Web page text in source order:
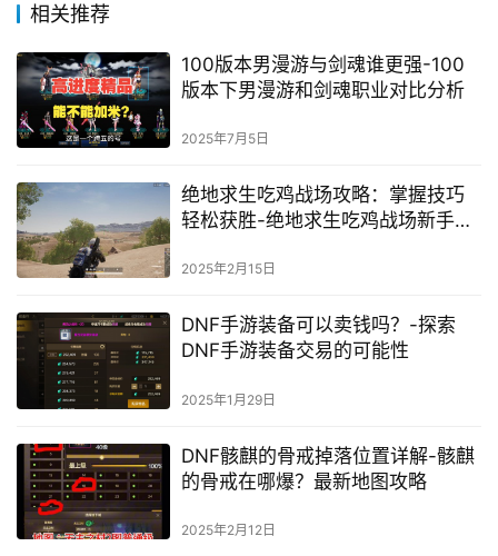
相关推荐
100版本男漫游与剑魂谁更强-100
版本下男漫游和剑魂职业对比分析
2025年7月5日
绝地求生吃鸡战场攻略：掌握技巧
轻松获胜-绝地求生吃鸡战场新手入
2025年2月15日
DNF手游装备可以卖钱吗？-探索
DNF手游装备交易的可能性
2025年1月29日
DNF骸麒的骨戒掉落位置详解-骸麒
的骨戒在哪爆？最新地图攻略
2025年2月12日